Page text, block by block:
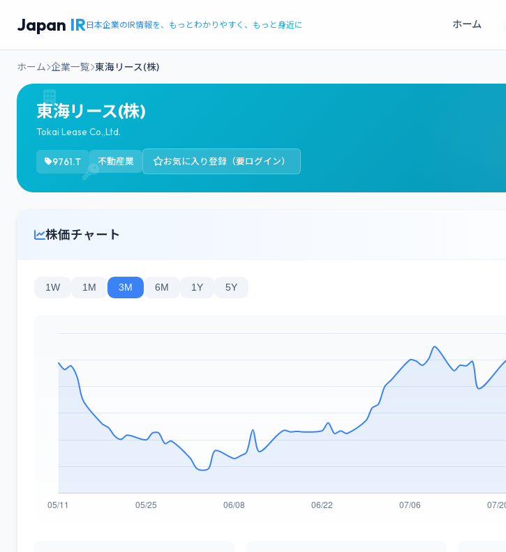
Japan IR日本企業のIR情報を、もっとわかりやすく、もっと身近に ホーム
ホーム 企業一覧 東海リース(株)
東海リース(株)
Tokai Lease Co.,Ltd.
9761.T 不動産業 お気に入り登録（要ログイン）
株価チャート
1W 1M 3M 6M 1Y 5Y